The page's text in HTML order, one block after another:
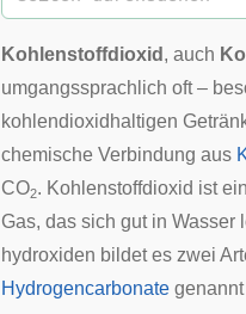
Kohlenstoffdioxid , auch
umgangssprachlich oft –
kohlendioxidhaltigen
chemische Verbindung aus
CO2. Kohlenstoffdioxid ist
Gas, das sich gut in Wasser
hydroxiden bildet es zwei
Hydrogencarbonate